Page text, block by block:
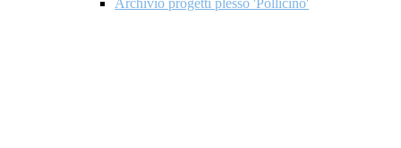
Archivio progetti plesso 'Pollicino'